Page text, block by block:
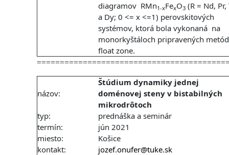
diagramov RMn1-xFexO3 (R = Nd, Pr,
a Dy; 0 <= x <=1) perovskitových
systémov, ktorá bola vykonaná na
monorkyštáloch pripravených
float zone.
názov:
Štúdium dynamiky jednej
doménovej steny v bistabilných
mikrodrôtoch
typ:
prednáška a seminár
termín:
jún 2021
miesto:
Košice
kontakt:
jozef.onufer@tuke.sk